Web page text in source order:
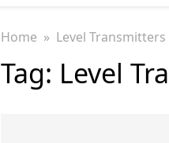
Home » Level
Tag: Level